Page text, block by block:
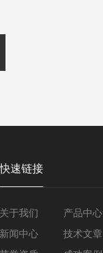
快速链接
关于我们
产品中心
新闻中心
技术文章